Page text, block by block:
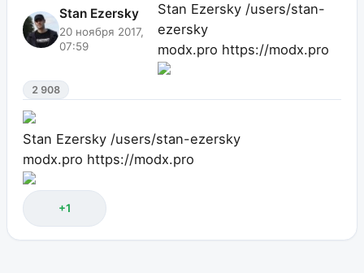
Stan Ezersky
20 ноября 2017,
07:59
Stan Ezersky /users/stan-
ezersky
modx.pro https://modx.pro
2 908
Stan Ezersky /users/stan-ezersky
modx.pro https://modx.pro
+1